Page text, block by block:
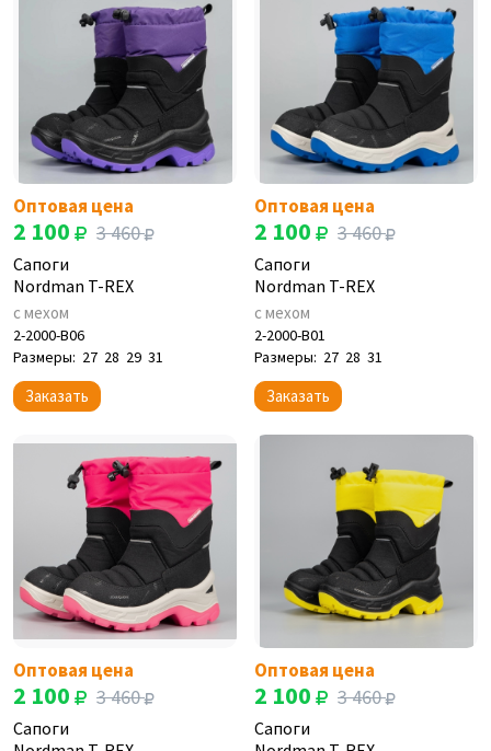
Оптовая цена
2 100 3 460
Сапоги
Nordman T-REX
с мехом
2-2000-B06
Размеры: 27 28 29 31
Заказать
Оптовая цена
2 100 3 460
Сапоги
Nordman T-REX
с мехом
2-2000-B01
Размеры: 27 28 31
Заказать
Оптовая цена
2 100 3 460
Сапоги
Оптовая цена
2 100 3 460
Сапоги